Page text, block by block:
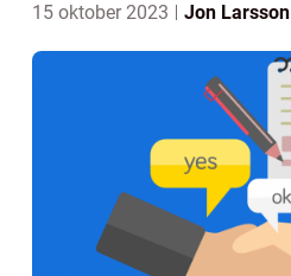
15 oktober 2023 Jon Larsson